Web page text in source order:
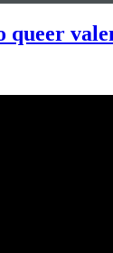
queer